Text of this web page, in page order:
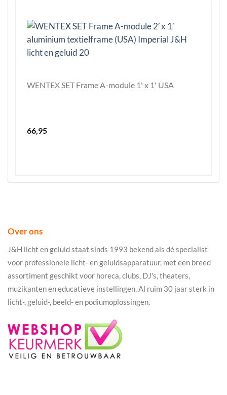
WENTEX SET Frame A-module 1' x 1' USA
66,95
Over ons
J&H licht en geluid staat sinds 1993 bekend als dé specialist
voor professionele licht- en geluidsapparatuur, met een breed
assortiment geschikt voor horeca, clubs, DJ's, theaters,
muzikanten en educatieve instellingen. Al ruim 30 jaar sterk in
licht-, geluid-, beeld- en podiumoplossingen.